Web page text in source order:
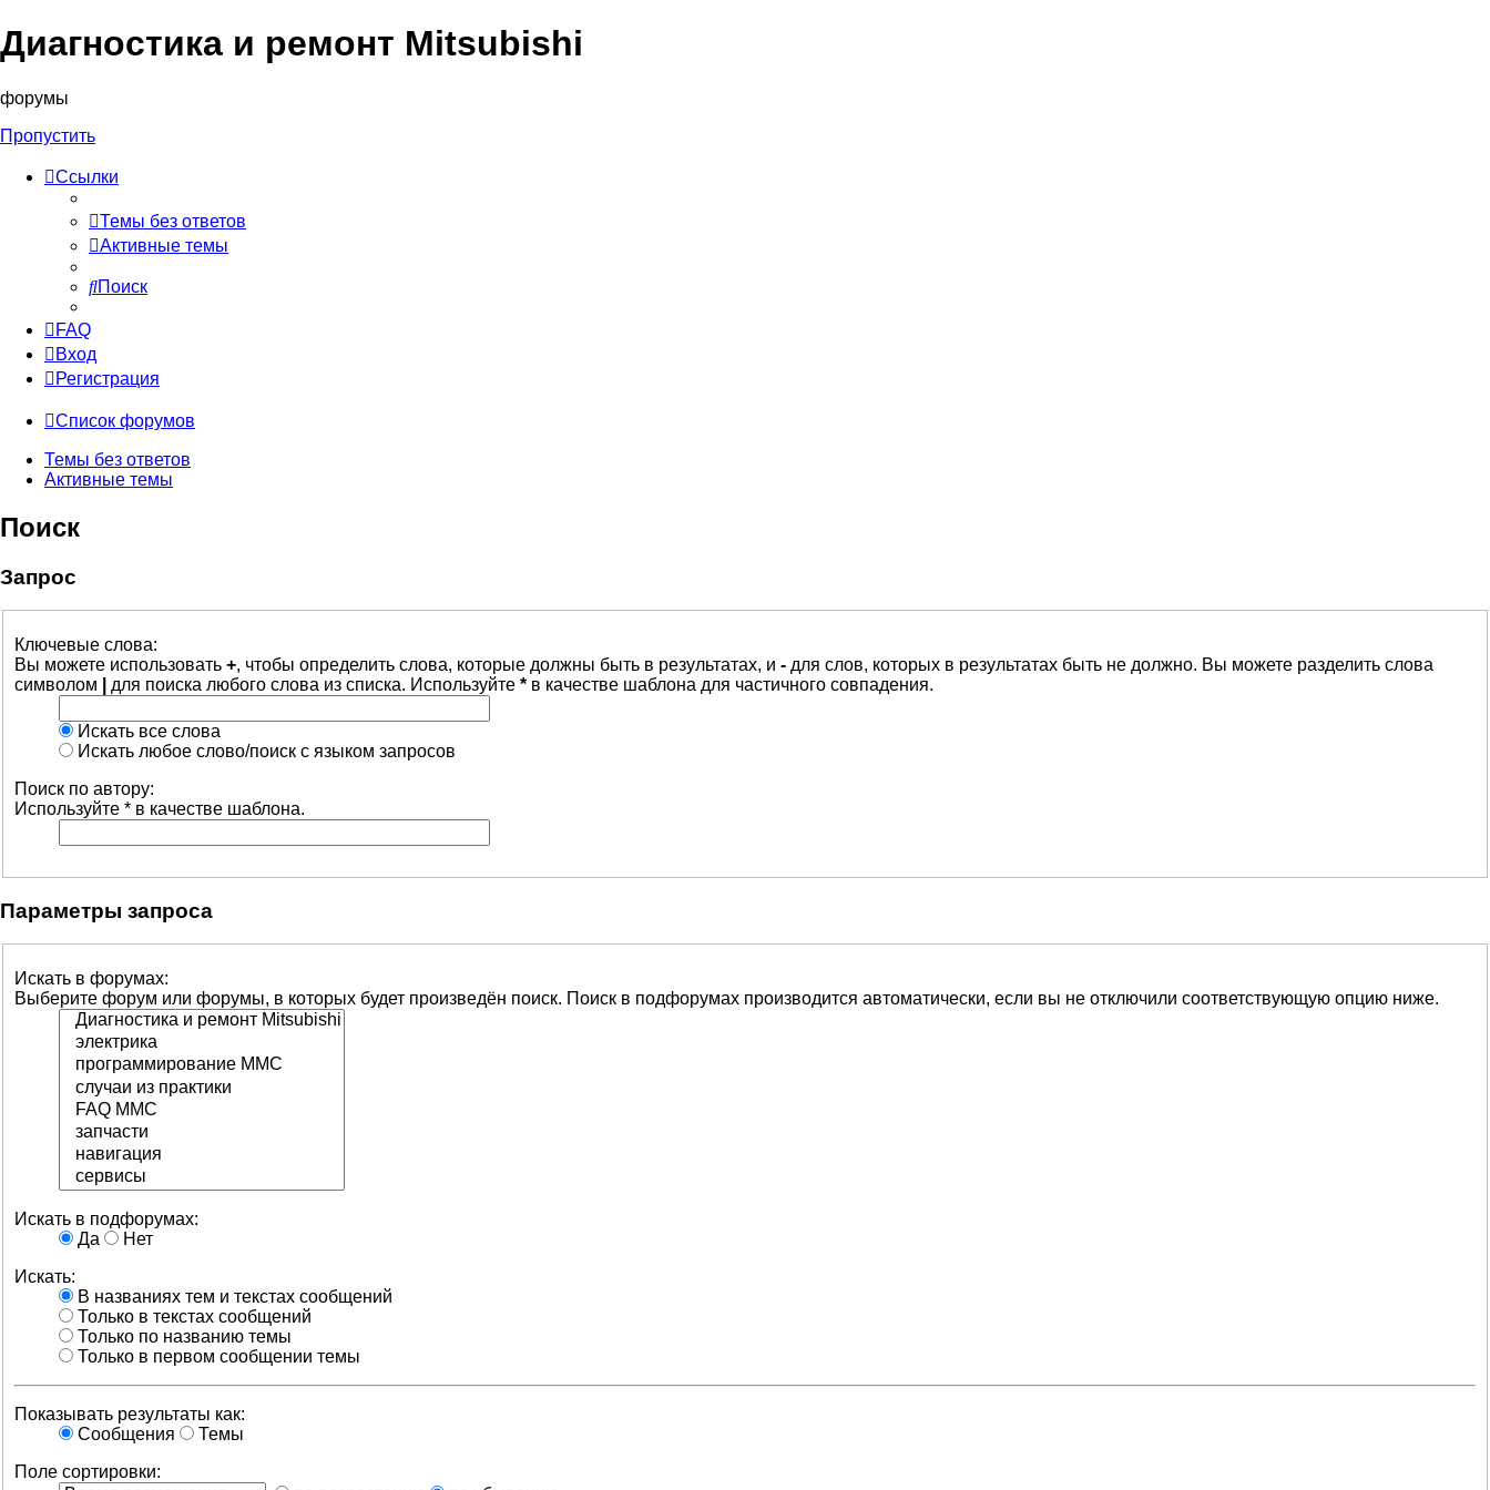
Диагностика и ремонт Mitsubishi
форумы
Пропустить
Ссылки
Темы без ответов
Активные темы
Поиск
FAQ
Вход
Регистрация
Список форумов
Темы без ответов
Активные темы
Поиск
Запрос
Ключевые слова:
Вы можете использовать +, чтобы определить слова, которые должны быть в результатах, и - для слов, которых в результатах быть не должно. Вы можете разделить слова
символом
для поиска любого слова из списка. Используйте * в качестве шаблона для частичного совпадения.
Искать все слова
Искать любое слово/поиск с языком запросов
Поиск по автору:
Используйте * в качестве шаблона.
Параметры запроса
Искать в форумах:
Выберите форум или форумы, в которых будет произведён поиск. Поиск в подфорумах производится автоматически, если вы не отключили соответствующую опцию ниже.
Искать в подфорумах:
Да
Нет
Искать:
В названиях тем и текстах сообщений
Только в текстах сообщений
Только по названию темы
Только в первом сообщении темы
Показывать результаты как:
Сообщения
Темы
Поле сортировки: